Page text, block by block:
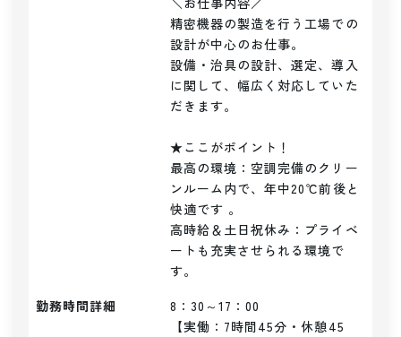
精密機器の製造を行う工場での
設計が中心のお仕事。
設備・治具の設計、選定、導入
に関して、幅広く対応していた
だきます。
★ここがポイント！
最高の環境：空調完備のクリー
ンルーム内で、年中20℃前後と
快適です 。
高時給＆土日祝休み：プライベ
ートも充実させられる環境で
す。
勤務時間詳細
8：30～17：00
【実働：7時間45分・休憩45